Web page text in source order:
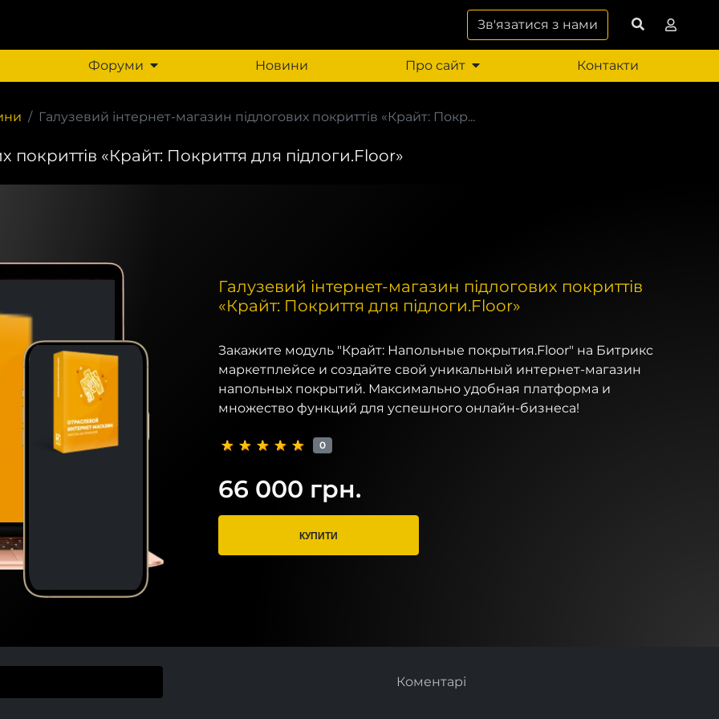
Зв'язатися з нами
Форуми Новини Про сайт Контакти
Галузевий інтернет-магазин підлогових покриттів «Крайт: Покр...
покриттів «Крайт: Покриття для підлоги.Floor»
Галузевий інтернет-магазин підлогових покриттів
«Крайт: Покриття для підлоги.Floor»
Закажите модуль "Крайт: Напольные покрытия.Floor" на Битрикс
маркетплейсе и создайте свой уникальный интернет-магазин
напольных покрытий. Максимально удобная платформа и
множество функций для успешного онлайн-бизнеса!
0
66 000 грн.
КУПИТИ
Коментарі